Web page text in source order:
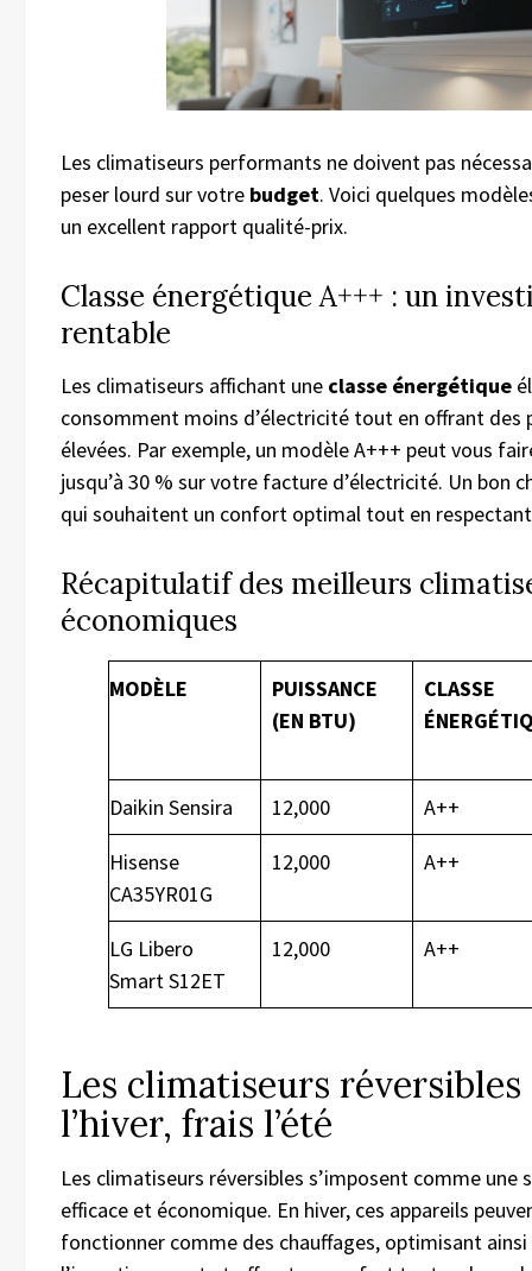
Les climatiseurs performants ne doivent pas
peser lourd sur votre budget. Voici quelques
un excellent rapport qualité-prix.
Classe énergétique A+++ : un
rentable
Les climatiseurs affichant une classe énergétique
consomment moins d’électricité tout en offrant des
élevées. Par exemple, un modèle A+++ peut vous
jusqu’à 30 % sur votre facture d’électricité. Un bon
qui souhaitent un confort optimal tout en
Récapitulatif des meilleurs
économiques
MODÈLE
PUISSANCE
(EN BTU)
CLASSE
Daikin Sensira 12,000
A++
Hisense
CA35YR01G
12,000 A++
LG Libero
Smart S12ET
12,000 A++
Les climatiseurs réversibles
l’hiver, frais l’été
Les climatiseurs réversibles s’imposent comme une
efficace et économique. En hiver, ces appareils
fonctionner comme des chauffages, optimisant ainsi